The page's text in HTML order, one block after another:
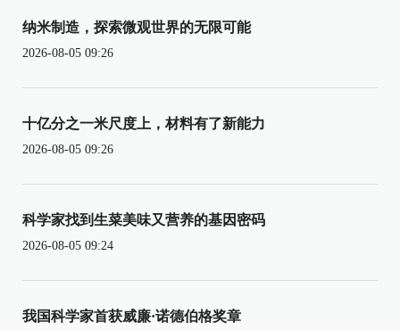
纳米制造，探索微观世界的无限可能
2026-08-05 09:26
十亿分之一米尺度上，材料有了新能力
2026-08-05 09:26
科学家找到生菜美味又营养的基因密码
2026-08-05 09:24
我国科学家首获威廉·诺德伯格奖章